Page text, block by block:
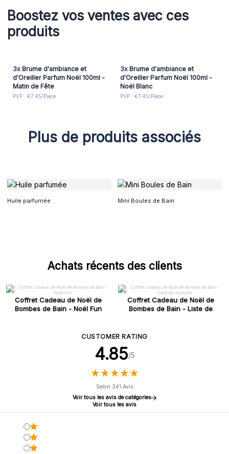
Boostez vos ventes avec ces
produits
3xBrume d'ambiance et
d'Oreiller Parfum Noël 100ml -
Matin de Fête
PVP : €7.45/Piece
3xBrume d'ambiance et
d'Oreiller Parfum Noël 100ml -
Noël Blanc
PVP : €7.45/Piece
Plus de produits associés
Huile parfumée Mini Boules de Bain
Achats récents des clients
Coffret Cadeau de Noël de
Bombes de Bain - Noël Fun
Coffret Cadeau de Noël de
Bombes de Bain - Liste de
CUSTOMER RATING
4.85/5
★★★★★
★★★★★
Selon 341 Avis
Voir tous les avis de catégories
Voir tous les avis